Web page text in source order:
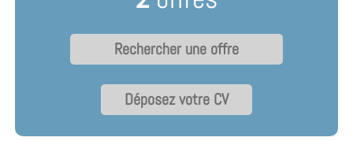
Déposez votre CV